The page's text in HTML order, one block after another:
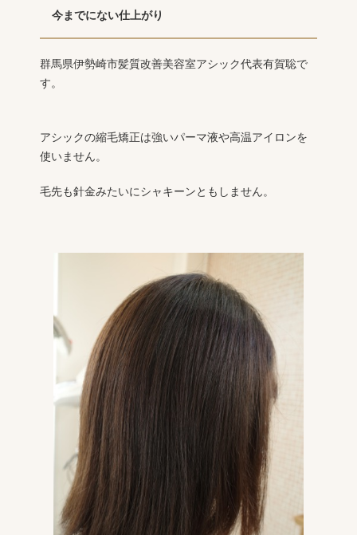
今までにない仕上がり
群馬県伊勢崎市髪質改善美容室アシック代表有賀聡で
す。
アシックの縮毛矯正は強いパーマ液や高温アイロンを
使いません。
毛先も針金みたいにシャキーンともしません。